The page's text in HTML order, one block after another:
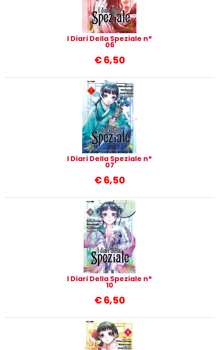
I Diari Della Speziale n°
06
€6,50
I Diari Della Speziale n°
07
€6,50
I Diari Della Speziale n°
10
€6,50